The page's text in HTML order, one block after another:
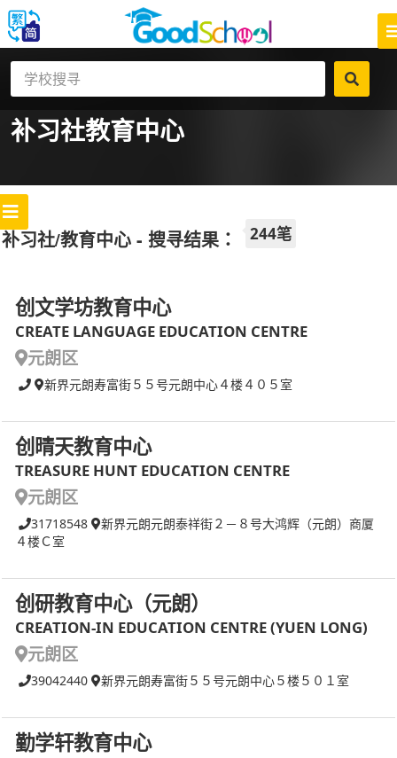
补习社教育中心
补习社/教育中心 - 搜寻结果： 244笔
创文学坊教育中心
CREATE LANGUAGE EDUCATION CENTRE
元朗区
新界元朗寿富街５５号元朗中心４楼４０５室
创晴天教育中心
TREASURE HUNT EDUCATION CENTRE
元朗区
31718548
新界元朗元朗泰祥街２－８号大鸿辉（元朗）商厦
４楼Ｃ室
创研教育中心（元朗）
CREATION-IN EDUCATION CENTRE (YUEN LONG)
元朗区
39042440 新界元朗寿富街５５号元朗中心５楼５０１室
勤学轩教育中心